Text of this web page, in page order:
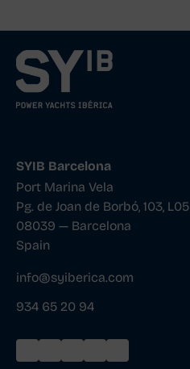
SYIB Barcelona
Port Marina Vela
Pg. de Joan de Borbó, 103, L05
08039 — Barcelona
Spain
info@syiberica.com
934 65 20 94